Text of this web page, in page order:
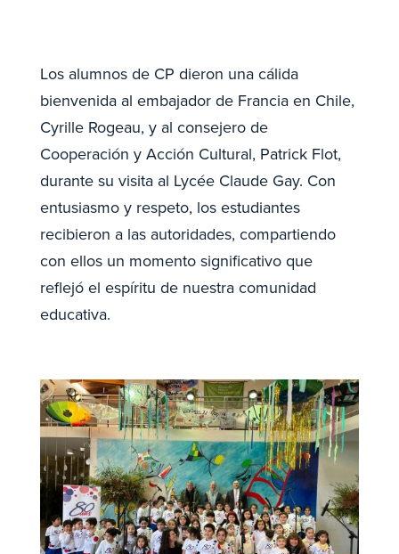
Los alumnos de CP dieron una cálida
bienvenida al embajador de Francia en Chile,
Cyrille Rogeau, y al consejero de
Cooperación y Acción Cultural, Patrick Flot,
durante su visita al Lycée Claude Gay. Con
entusiasmo y respeto, los estudiantes
recibieron a las autoridades, compartiendo
con ellos un momento significativo que
reflejó el espíritu de nuestra comunidad
educativa.